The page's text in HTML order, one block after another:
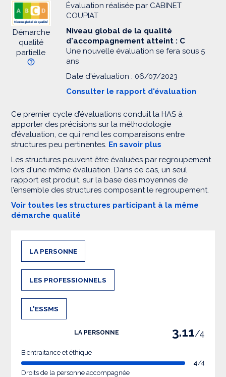
Démarche
qualité
partielle
Évaluation réalisée par CABINET
COUPIAT
Niveau global de la qualité
d'accompagnement atteint : C
Une nouvelle évaluation se fera sous 5
ans
Date d'évaluation : 06/07/2023
Consulter le rapport d'évaluation
Ce premier cycle d’évaluations conduit la HAS à
apporter des précisions sur la méthodologie
d’évaluation, ce qui rend les comparaisons entre
structures peu pertinentes. En savoir plus
Les structures peuvent être évaluées par regroupement
lors d'une même évaluation. Dans ce cas, un seul
rapport est produit, sur la base des moyennes de
l’ensemble des structures composant le regroupement.
Voir toutes les structures participant à la même
démarche qualité
LA PERSONNE
LES PROFESSIONNELS
L'ESSMS
LA PERSONNE 3.11/4
Bientraitance et éthique
4/4
Droits de la personne accompagnée